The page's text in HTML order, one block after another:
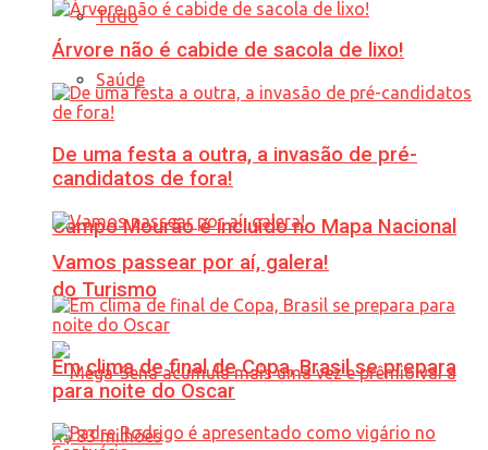
Tudo
Saúde
Campo Mourão é incluído no Mapa Nacional
do Turismo
Árvore não é cabide de sacola de lixo!
De uma festa a outra, a invasão de pré-
candidatos de fora!
Vamos passear por aí, galera!
Em clima de final de Copa, Brasil se prepara
para noite do Oscar